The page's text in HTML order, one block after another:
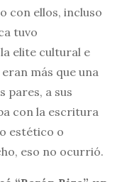
con ellos, incluso
tuvo
elite cultural e
más que una
pares, a sus
con la escritura
estético o
eso no ocurrió.